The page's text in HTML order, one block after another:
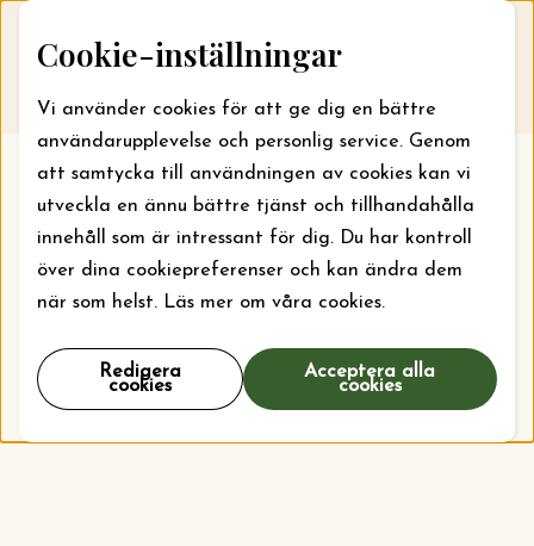
Cookie-inställningar
Vi använder cookies för att ge dig en bättre
användarupplevelse och personlig service. Genom
att samtycka till användningen av cookies kan vi
utveckla en ännu bättre tjänst och tillhandahålla
innehåll som är intressant för dig. Du har kontroll
över dina cookiepreferenser och kan ändra dem
när som helst. Läs mer om våra cookies.
Redigera
cookies
Acceptera alla
cookies
Skip to content
Till webbansökan